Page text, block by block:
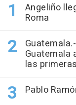
Angeliño
Roma
Guatemala
las
Pablo